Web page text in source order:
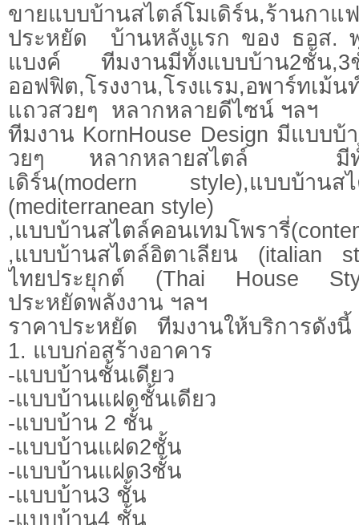
ขายแบบบ้านสไตล์โมเดิร์น,ร้าน
ประหยัด บ้านหลังแรก ของ ธอส.
แบงค์ ทีมงานมีทั้งแบบบ้าน2ชั้น,3
ออฟฟิต,โรงงาน,โรงแรม,อพาร์ทเม้น
แถวสวยๆ หลากหลายดีไซน์ ฯลฯ
ทีมงาน KornHouse Design มีแบบบ้
วยๆ หลากหลายสไตล์ มีทั้งแ
เดิร์น(modern style),แบบบ้านสไต
(mediterranean style)
,แบบบ้านสไตล์คอนเทมโพรารี่
,แบบบ้านสไตล์อิตาเลียน (italian
ไทยประยุกต์ (Thai House
ประหยัดพลังงาน ฯลฯ
ราคาประหยัด ทีมงานให้บริการดังนี้
1. แบบก่อสร้างอาคาร
-แบบบ้านชั้นเดียว
-แบบบ้านแฝดชั้นเดียว
-แบบบ้าน 2 ชั้น
-แบบบ้านแฝด2ชั้น
-แบบบ้านแฝด3ชั้น
-แบบบ้าน3 ชั้น
-แบบบ้าน4 ชั้น